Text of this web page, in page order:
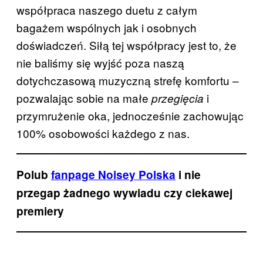
współpraca naszego duetu z całym
bagażem wspólnych jak i osobnych
doświadczeń. Siłą tej współpracy jest to, że
nie baliśmy się wyjść poza naszą
dotychczasową muzyczną strefę komfortu –
pozwalając sobie na małe przegięcia i
przymrużenie oka, jednocześnie zachowując
100% osobowości każdego z nas.
Polub fanpage Noisey Polska i nie
przegap żadnego wywiadu czy ciekawej
premiery